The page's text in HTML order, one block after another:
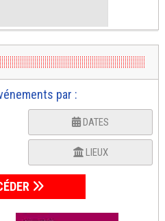
par :
DATES
LIEUX